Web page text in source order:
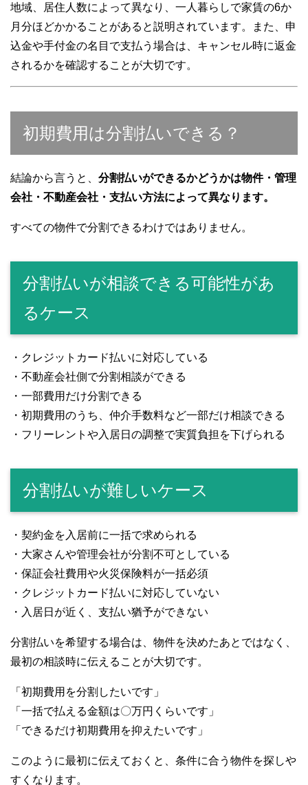
地域、居住人数によって異なり、一人暮らしで家賃の6か
月分ほどかかることがあると説明されています。また、申
込金や手付金の名目で支払う場合は、キャンセル時に返金
されるかを確認することが大切です。
初期費用は分割払いできる？
結論から言うと、 分割払いができるかどうかは物件・管理
会社・不動産会社・支払い方法によって異なります。
すべての物件で分割できるわけではありません。
分割払いが相談できる可能性があ
るケース
・クレジットカード払いに対応している
・不動産会社側で分割相談ができる
・一部費用だけ分割できる
・初期費用のうち、仲介手数料など一部だけ相談できる
・フリーレントや入居日の調整で実質負担を下げられる
分割払いが難しいケース
・契約金を入居前に一括で求められる
・大家さんや管理会社が分割不可としている
・保証会社費用や火災保険料が一括必須
・クレジットカード払いに対応していない
・入居日が近く、支払い猶予ができない
分割払いを希望する場合は、物件を決めたあとではなく、
最初の相談時に伝えることが大切です。
「初期費用を分割したいです」
「一括で払える金額は〇万円くらいです」
「できるだけ初期費用を抑えたいです」
このように最初に伝えておくと、条件に合う物件を探しや
すくなります。